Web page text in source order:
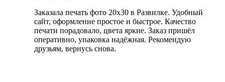
Заказала печать фото 20х30 в Развилке. Удобный
сайт, оформление простое и быстрое. Качество
печати порадовало, цвета яркие. Заказ пришёл
оперативно, упаковка надёжная. Рекомендую
друзьям, вернусь снова.